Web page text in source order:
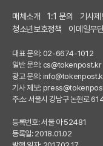
매체소개 1:1 문의 기사제
청소년보호정책
이메일무
대표 문의: 02-6674-1012
일반 문의: cs@tokenpost.kr
광고 문의:
기사 제보:
주소: 서울시 강남구 논현로
등록번호: 서울 아 52481
등록일: 2018.01.02